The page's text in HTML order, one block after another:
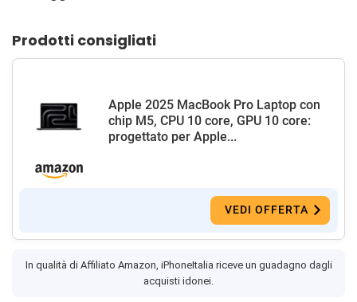
Prodotti consigliati
Apple 2025 MacBook Pro Laptop con
chip M5, CPU 10 core, GPU 10 core:
progettato per Apple...
VEDI OFFERTA
In qualità di Affiliato Amazon, iPhoneItalia riceve un guadagno dagli
acquisti idonei.